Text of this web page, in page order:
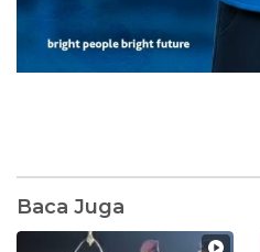
Baca Juga